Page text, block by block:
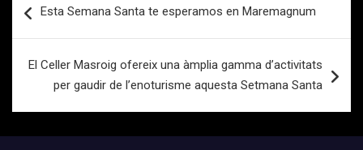
de
Esta Semana Santa te esperamos en Maremagnum
El Celler Masroig ofereix una àmplia gamma d’activitats
per gaudir de l’enoturisme aquesta Setmana Santa